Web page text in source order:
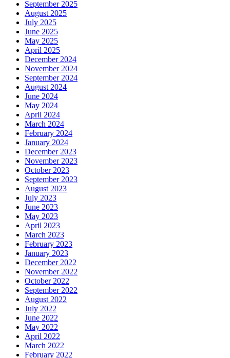
September 2025
August 2025
July 2025
June 2025
May 2025
April 2025
December 2024
November 2024
September 2024
August 2024
June 2024
May 2024
April 2024
March 2024
February 2024
January 2024
December 2023
November 2023
October 2023
September 2023
August 2023
July 2023
June 2023
May 2023
April 2023
March 2023
February 2023
January 2023
December 2022
November 2022
October 2022
September 2022
August 2022
July 2022
June 2022
May 2022
April 2022
March 2022
February 2022